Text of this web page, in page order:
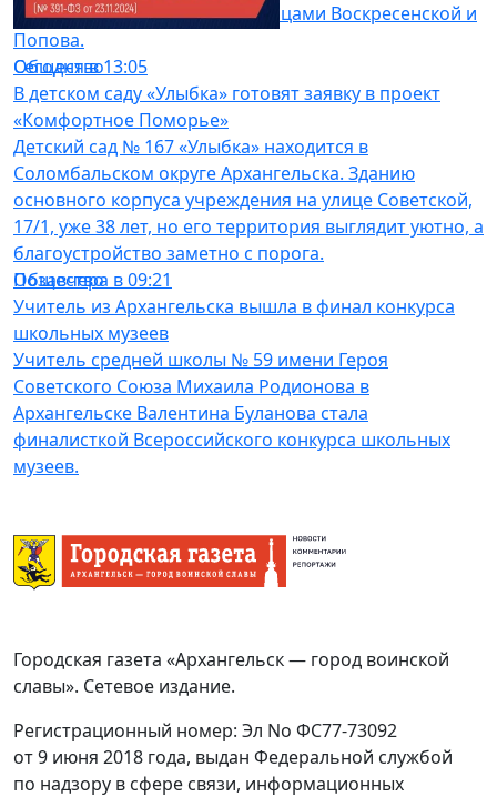
Суфтина на отрезке между улицами Воскресенской и
Попова.
Общество
Сегодня в 13:05
В детском саду «Улыбка» готовят заявку в проект
«Комфортное Поморье»
Детский сад № 167 «Улыбка» находится в
Соломбальском округе Архангельска. Зданию
основного корпуса учреждения на улице Советской,
17/1, уже 38 лет, но его территория выглядит уютно, а
благоустройство заметно с порога.
Общество
Позавчера в 09:21
Учитель из Архангельска вышла в финал конкурса
школьных музеев
Учитель средней школы № 59 имени Героя
Советского Союза Михаила Родионова в
Архангельске Валентина Буланова стала
финалисткой Всероссийского конкурса школьных
музеев.
Городская газета «Архангельск — город воинской
славы». Сетевое издание.
Регистрационный номер: Эл No ФС77-73092
от 9 июня 2018 года, выдан Федеральной службой
по надзору в сфере связи, информационных